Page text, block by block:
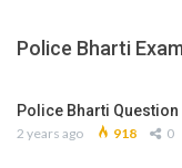
Police Bharti
Police Bharti
2 years ago 918 0